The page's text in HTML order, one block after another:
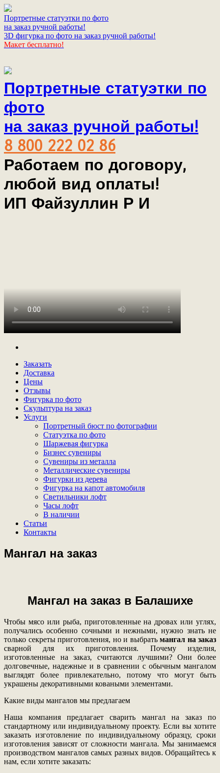
Портретные статуэтки по фото
на заказ ручной работы!
3D фигурка по фото на заказ ручной работы!
Макет бесплатно!
Портретные статуэтки по
фото
на заказ ручной работы!
8 800 222 02 86
Работаем по договору,
любой вид оплаты!
ИП Файзуллин Р И
Заказать
Доставка
Цены
Отзывы
Фигурка по фото
Скульптура на заказ
Услуги
Портретный бюст по фотографии
Статуэтка по фото
Шаржевая фигурка
Бизнес сувениры
Сувениры из металла
Металлические сувениры
Фигурки из дерева
Фигурка на капот автомобиля
Светильники лофт
Часы лофт
В наличии
Статьи
Контакты
Мангал на заказ
Мангал на заказ в Балашихе
Чтобы мясо или рыба, приготовленные на дровах или углях,
получались особенно сочными и нежными, нужно знать не
только секреты приготовления, но и выбрать мангал на заказ
сварной для их приготовления. Почему изделия,
изготовленные на заказ, считаются лучшими? Они более
долговечные, надежные и в сравнении с обычным мангалом
выглядят более привлекательно, потому что могут быть
украшены декоративными коваными элементами.
Какие виды мангалов мы предлагаем
Наша компания предлагает сварить мангал на заказ по
стандартному или индивидуальному проекту. Если вы хотите
заказать изготовление по индивидуальному образцу, сроки
изготовления зависят от сложности мангала. Мы занимаемся
производством мангалов самых разных видов. Обращайтесь к
нам, если хотите заказать: